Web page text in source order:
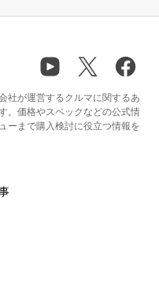
社が運営するクルマに関するあ
。価格やスペックなどの公式情
ーまで購入検討に役立つ情報を